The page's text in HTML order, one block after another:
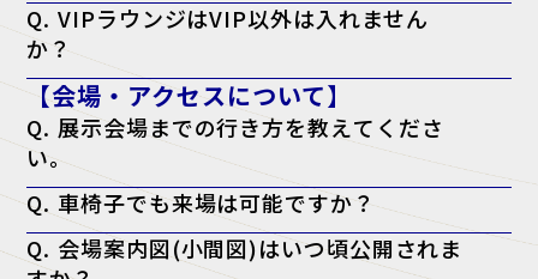
ている方が対象となります。
Q. VIPラウンジはVIP以外は入れません
か？
A. はい。ただし、VIPの同行者の方はご一緒に利用される場合のみ可能
です。
【会場・アクセスについて】
Q. 展示会場までの行き方を教えてくださ
い。
A. アクセスページよりご確認ください。
アクセスページはこちら
Q. 車椅子でも来場は可能ですか？
A. はい、可能です。会場内はバリアフリー対応となっております。
Q. 会場案内図(小間図)はいつ頃公開されま